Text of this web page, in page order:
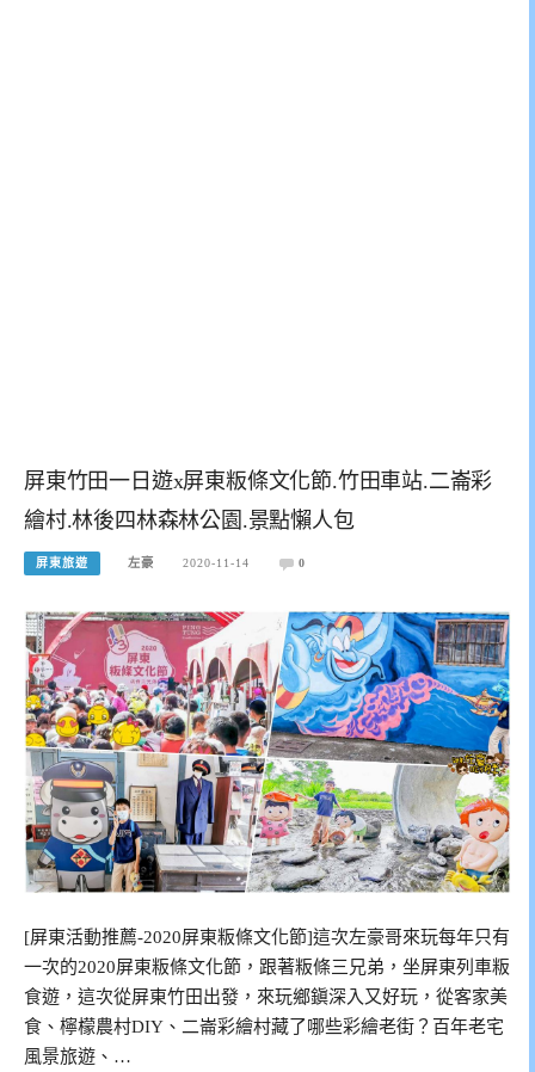
屏東竹田一日遊x屏東粄條文化節.竹田車站.二崙彩
繪村.林後四林森林公園.景點懶人包
屏東旅遊 左豪 2020-11-14 0
[屏東活動推薦-2020屏東粄條文化節]這次左豪哥來玩每年只有
一次的2020屏東粄條文化節，跟著粄條三兄弟，坐屏東列車粄
食遊，這次從屏東竹田出發，來玩鄉鎭深入又好玩，從客家美
食、檸檬農村DIY、二崙彩繪村藏了哪些彩繪老街？百年老宅
風景旅遊、…